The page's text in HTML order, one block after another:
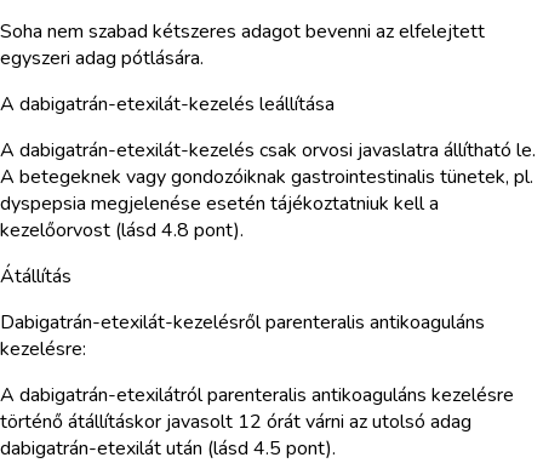
Soha nem szabad kétszeres adagot bevenni az elfelejtett
egyszeri adag pótlására.
A dabigatrán-etexilát-kezelés leállítása
A dabigatrán-etexilát-kezelés csak orvosi javaslatra állítható le.
A betegeknek vagy gondozóiknak gastrointestinalis tünetek, pl.
dyspepsia megjelenése esetén tájékoztatniuk kell a
kezelőorvost (lásd 4.8 pont).
Átállítás
Dabigatrán-etexilát-kezelésről parenteralis antikoaguláns
kezelésre:
A dabigatrán-etexilátról parenteralis antikoaguláns kezelésre
történő átállításkor javasolt 12 órát várni az utolsó adag
dabigatrán-etexilát után (lásd 4.5 pont).